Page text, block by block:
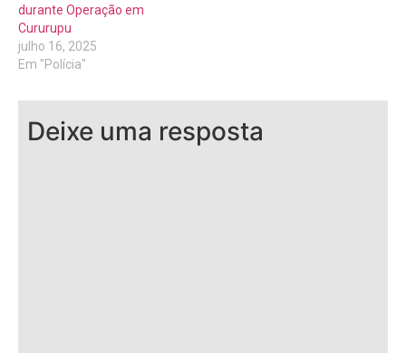
durante Operação em
Cururupu
julho 16, 2025
Em "Polícia"
Deixe uma resposta